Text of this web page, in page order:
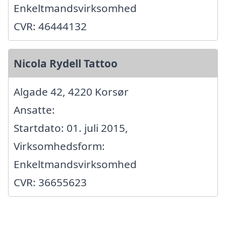
Enkeltmandsvirksomhed
CVR: 46444132
Nicola Rydell Tattoo
Algade 42, 4220 Korsør
Ansatte:
Startdato: 01. juli 2015,
Virksomhedsform:
Enkeltmandsvirksomhed
CVR: 36655623